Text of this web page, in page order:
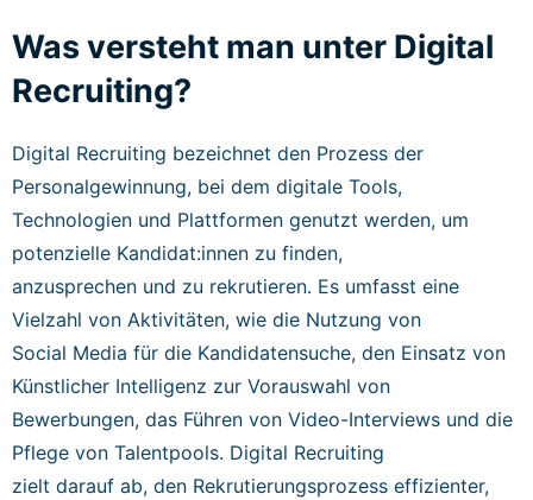
Was versteht man unter Digital
Recruiting?
Digital Recruiting bezeichnet den Prozess der
Personalgewinnung, bei dem digitale Tools,
Technologien und Plattformen genutzt werden, um
potenzielle Kandidat:innen zu finden,
anzusprechen und zu rekrutieren. Es umfasst eine
Vielzahl von Aktivitäten, wie die Nutzung von
Social Media für die Kandidatensuche, den Einsatz von
Künstlicher Intelligenz zur Vorauswahl von
Bewerbungen, das Führen von Video-Interviews und die
Pflege von Talentpools. Digital Recruiting
zielt darauf ab, den Rekrutierungsprozess effizienter,